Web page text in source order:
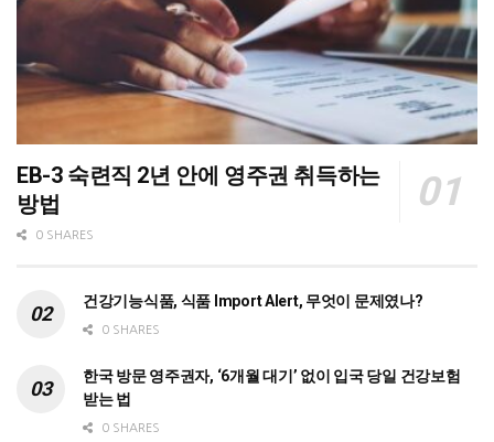
EB-3 숙련직 2년 안에 영주권 취득하는
방법
0 SHARES
건강기능식품, 식품 Import Alert, 무엇이 문제였나?
0 SHARES
한국 방문 영주권자, ‘6개월 대기’ 없이 입국 당일 건강보험
받는 법
0 SHARES